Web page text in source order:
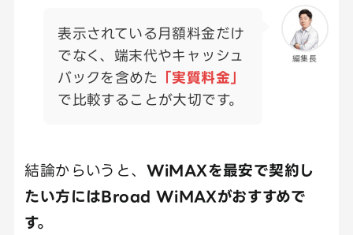
編集長
表示されている月額料金だけ
でなく、端末代やキャッシュ
バックを含めた
「実質料金」
で比較することが大切です。
結論からいうと、 WiMAXを最安で契約し
たい方にはBroad WiMAXがおすすめで
す。